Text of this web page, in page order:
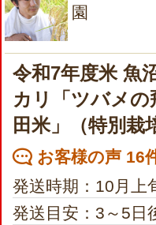
園
令和7年度米 魚
カリ「ツバメの
田米」（特別栽
お客様の声 16
発送時期：10月上
発送目安：3～5日